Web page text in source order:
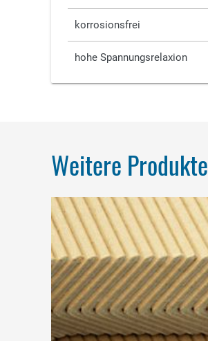
korrosionsfrei
hohe Spannungsrelaxion
Weitere Produkte